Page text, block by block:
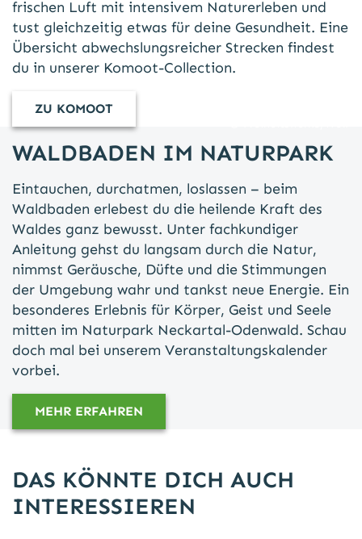
frischen Luft mit intensivem Naturerleben und
tust gleichzeitig etwas für deine Gesundheit. Eine
Übersicht abwechslungsreicher Strecken findest
du in unserer Komoot-Collection.
ZU KOMOOT
WALDBADEN IM NATURPARK
Eintauchen, durchatmen, loslassen – beim
Waldbaden erlebest du die heilende Kraft des
Waldes ganz bewusst. Unter fachkundiger
Anleitung gehst du langsam durch die Natur,
nimmst Geräusche, Düfte und die Stimmungen
der Umgebung wahr und tankst neue Energie. Ein
besonderes Erlebnis für Körper, Geist und Seele
mitten im Naturpark Neckartal-Odenwald. Schau
doch mal bei unserem Veranstaltungskalender
vorbei.
MEHR ERFAHREN
DAS KÖNNTE DICH AUCH
INTERESSIEREN